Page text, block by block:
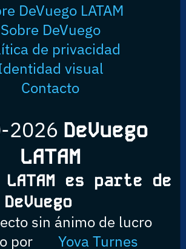
DeVuego LATAM
Sobre DeVuego
de privacidad
visual
Contacto
2026 DeVuego
LATAM
LATAM es parte de
DeVuego
sin ánimo de lucro
por
Yova Turnes